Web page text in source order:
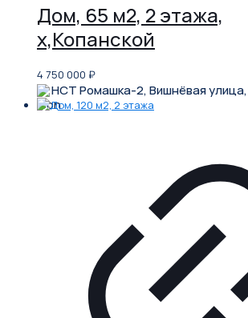
Дом, 65 м2, 2 этажа,
х,Копанской
4 750 000 ₽
НСТ Ромашка-2, Вишнёвая улица,